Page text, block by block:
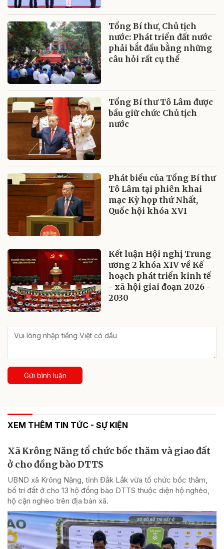
Tổng Bí thư, Chủ tịch
nước: Phát triển đất nước
phải bắt đầu bằng những
câu hỏi rất cụ thể
Tổng Bí thư Tô Lâm được
bầu giữ chức Chủ tịch
nước
Phát biểu của Tổng Bí thư
Tô Lâm tại phiên khai
mạc Kỳ họp thứ Nhất,
Quốc hội khóa XVI
Kết luận Hội nghị Trung
ương 2 khóa XIV về Kế
hoạch phát triển kinh tế
- xã hội giai đoạn 2026 -
2030
Gửi bình luận
XEM THÊM TIN TỨC - SỰ KIỆN
Xã Krông Năng tổ chức bốc thăm và giao đất
ở cho đồng bào DTTS
UBND xã Krông Năng, tỉnh Đắk Lắk vừa tổ chức bốc thăm,
bố trí đất ở cho 13 hộ đồng bào DTTS thuộc diện hộ nghèo,
hộ cận nghèo trên địa bàn xã.